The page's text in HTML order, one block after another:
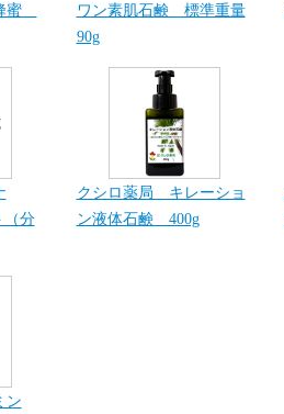
蜜
ワン素肌石鹸 標準重量
90g
（分
クシロ薬局 キレーショ
ン液体石鹸 400g
ン